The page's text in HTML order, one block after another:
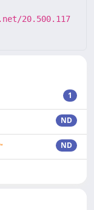
20.500.117
1
ND
ND